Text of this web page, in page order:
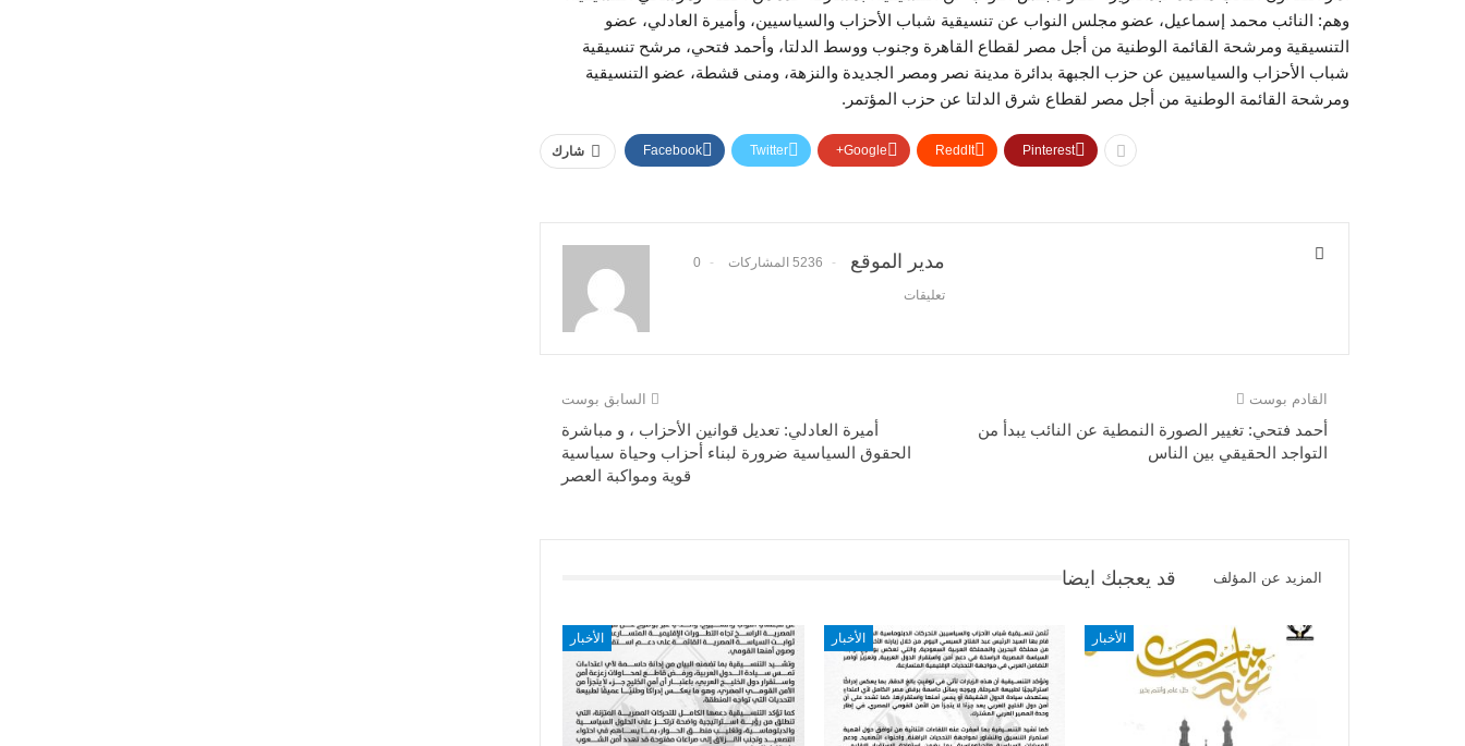
وهم: النائب محمد إسماعيل، عضو مجلس النواب عن تنسيقية شباب الأحزاب والسياسيين، وأميرة العادلي، عضو
التنسيقية ومرشحة القائمة الوطنية من أجل مصر لقطاع القاهرة وجنوب ووسط الدلتا، وأحمد فتحي، مرشح تنسيقية
شباب الأحزاب والسياسيين عن حزب الجبهة بدائرة مدينة نصر ومصر الجديدة والنزهة، ومنى قشطة، عضو التنسيقية
ومرشحة القائمة الوطنية من أجل مصر لقطاع شرق الدلتا عن حزب المؤتمر.
شارك Facebook Twitter Google+ ReddIt Pinterest
مدير الموقع 5236 المشاركات 0
تعليقات
السابق بوست
أميرة العادلي: تعديل قوانين الأحزاب ، و مباشرة
الحقوق السياسية ضرورة لبناء أحزاب وحياة سياسية
قوية ومواكبة العصر
القادم بوست
أحمد فتحي: تغيير الصورة النمطية عن النائب يبدأ من
التواجد الحقيقي بين الناس
قد يعجبك ايضا المزيد عن المؤلف
الأخبار الأخبار الأخبار